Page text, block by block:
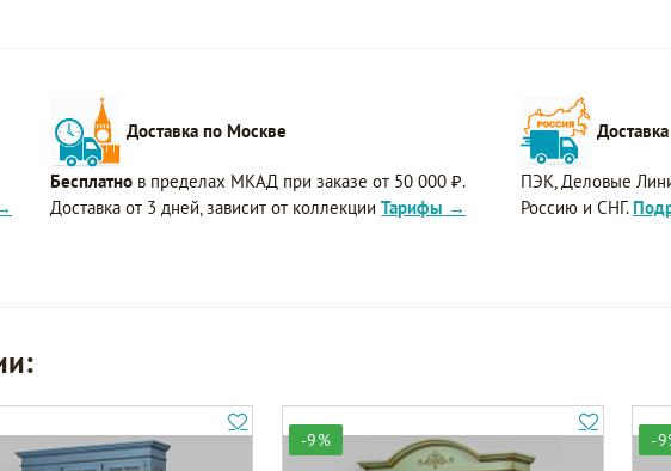
Доставка по Москве
Бесплатно в пределах МКАД при заказе от 50 000 ₽.
Доставка от 3 дней, зависит от коллекцииТарифы →
ПЭК, Деловые
Россию и СНГ.
-9% -